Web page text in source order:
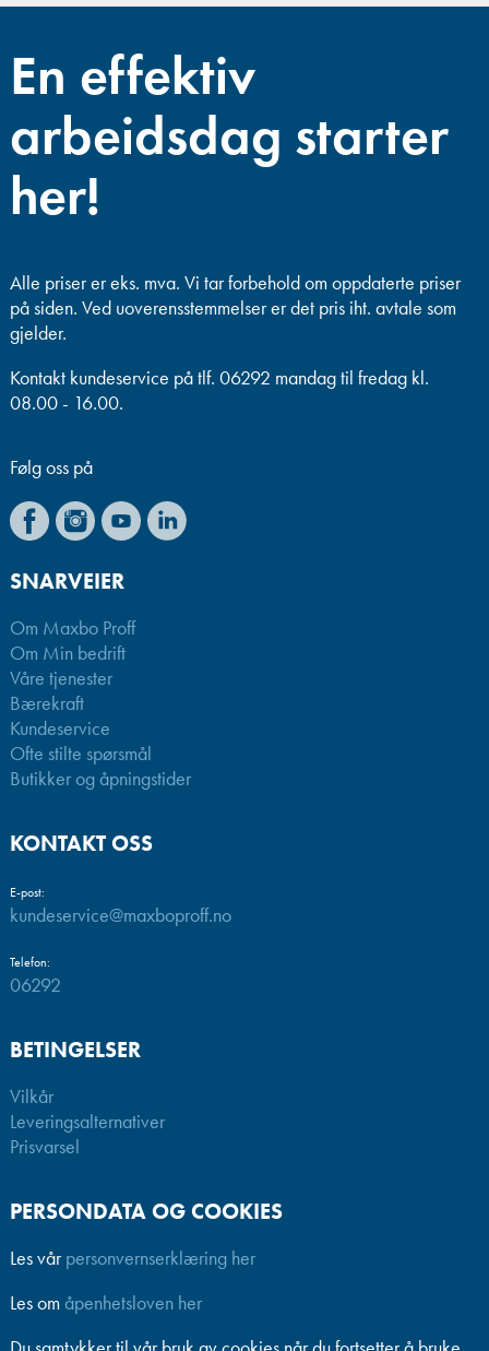
En effektiv
arbeidsdag starter
her!
Alle priser er eks. mva. Vi tar forbehold om oppdaterte priser
på siden. Ved uoverensstemmelser er det pris iht. avtale som
gjelder.
Kontakt kundeservice på tlf. 06292 mandag til fredag kl.
08.00 - 16.00.
Følg oss på
SNARVEIER
Om Maxbo Proff
Om Min bedrift
Våre tjenester
Bærekraft
Kundeservice
Ofte stilte spørsmål
Butikker og åpningstider
KONTAKT OSS
E-post:
kundeservice@maxboproff.no
Telefon:
06292
BETINGELSER
Vilkår
Leveringsalternativer
Prisvarsel
PERSONDATA OG COOKIES
Les vår personvernserklæring her
Les om åpenhetsloven her